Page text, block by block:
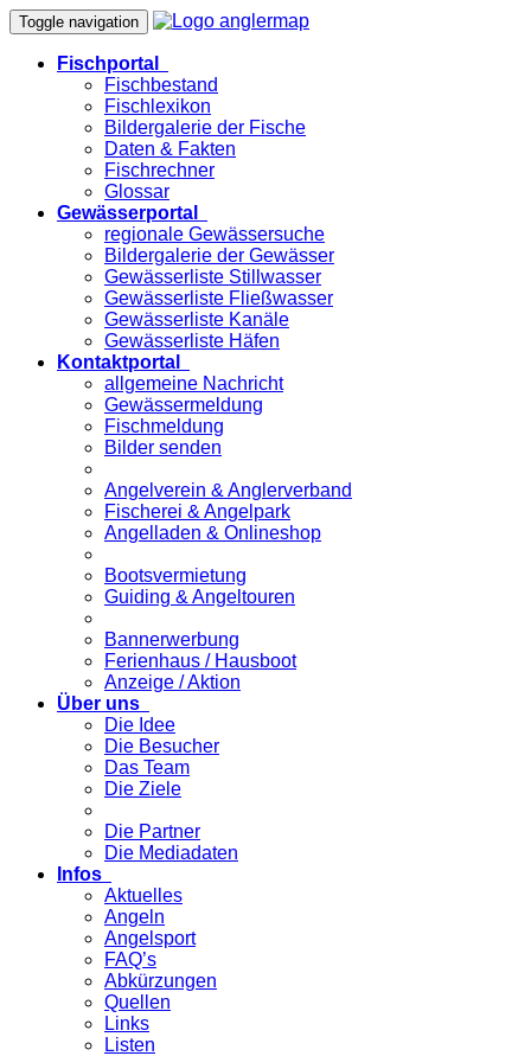
Toggle navigation
Fischportal
Fischbestand
Fischlexikon
Bildergalerie der Fische
Daten & Fakten
Fischrechner
Glossar
Gewässerportal
regionale Gewässersuche
Bildergalerie der Gewässer
Gewässerliste Stillwasser
Gewässerliste Fließwasser
Gewässerliste Kanäle
Gewässerliste Häfen
Kontaktportal
allgemeine Nachricht
Gewässermeldung
Fischmeldung
Bilder senden
Angelverein & Anglerverband
Fischerei & Angelpark
Angelladen & Onlineshop
Bootsvermietung
Guiding & Angeltouren
Bannerwerbung
Ferienhaus / Hausboot
Anzeige / Aktion
Über uns
Die Idee
Die Besucher
Das Team
Die Ziele
Die Partner
Die Mediadaten
Infos
Aktuelles
Angeln
Angelsport
FAQ’s
Abkürzungen
Quellen
Links
Listen